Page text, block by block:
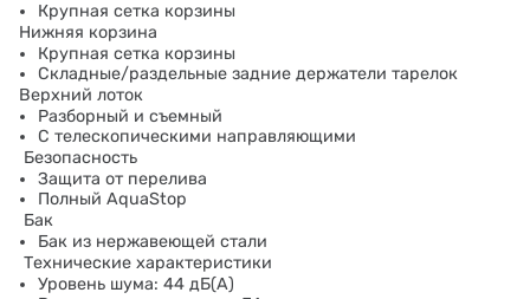
Крупная сетка корзины
Нижняя корзина
Крупная сетка корзины
Складные/раздельные задние держатели тарелок
Верхний лоток
Разборный и съемный
С телескопическими направляющими
Безопасность
Защита от перелива
Полный AquaStop
Бак
Бак из нержавеющей стали
Технические характеристики
Уровень шума: 44 дБ(А)